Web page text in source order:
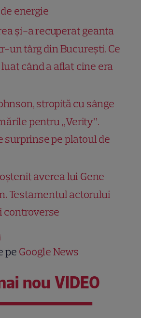
energie
și-a recuperat geanta
un târg din București. Ce
când a aflat cine era
stropită cu sânge
pentru „Verity”.
surprinse pe platoul de
averea lui Gene
Testamentul actorului
controverse
pe Google News
nou VIDEO